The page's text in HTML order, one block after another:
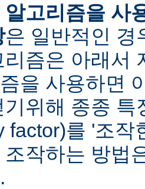
알고리즘을 사
은 일반적인 경
리즘은 아래서
을 사용하면
기위해 종종 특
factor)를 '조작
조작하는 방법